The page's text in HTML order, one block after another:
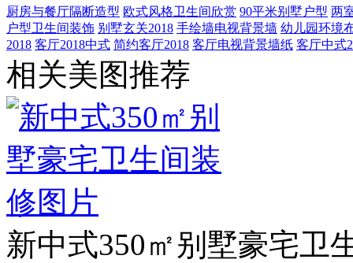
厨房与餐厅隔断造型 欧式风格卫生间欣赏 90平米别墅户型 两
户型卫生间装饰 别墅玄关2018 手绘墙电视背景墙 幼儿园环境
2018 客厅2018中式 简约客厅2018 客厅电视背景墙纸 客厅中式
相关美图推荐
新中式350㎡别墅豪宅卫